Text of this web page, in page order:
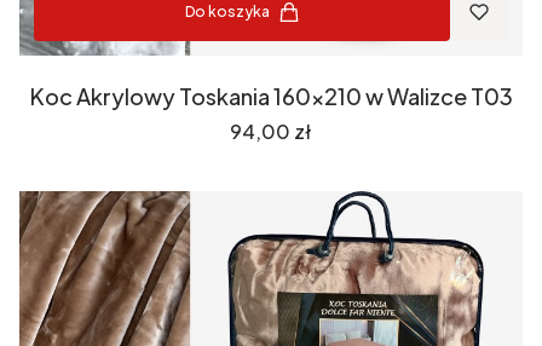
Do koszyka
Koc Akrylowy Toskania 160x210 w Walizce T03
Cena
94,00 zł